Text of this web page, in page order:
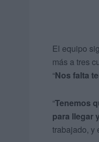
El equipo
más a tres
“Nos falta
“Tenemos
para llegar
trabajado, y